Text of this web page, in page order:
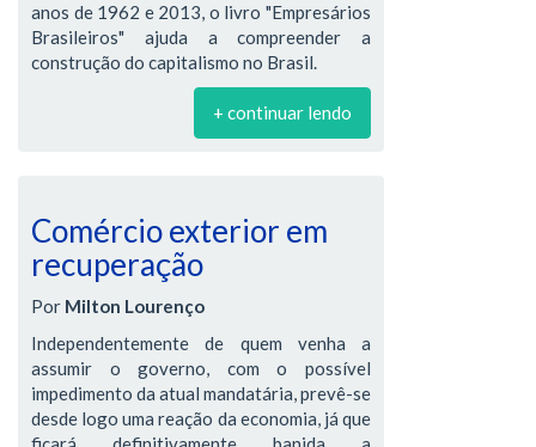
anos de 1962 e 2013, o livro "Empresários
Brasileiros" ajuda a compreender a
construção do capitalismo no Brasil.
+ continuar lendo
Comércio exterior em
recuperação
Por Milton Lourenço
Independentemente de quem venha a
assumir o governo, com o possível
impedimento da atual mandatária, prevê-se
desde logo uma reação da economia, já que